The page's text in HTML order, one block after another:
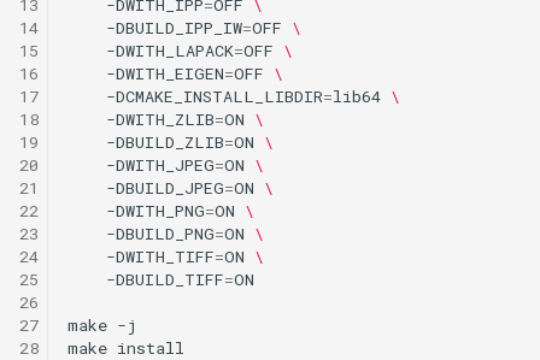
14
15
16
17
18
19
20
21
22
23
24
25
26
27
28
-DBUILD_IPP_IW=OFF \
-DWITH_LAPACK=OFF \
-DWITH_EIGEN=OFF \
-DCMAKE_INSTALL_LIBDIR=lib64 \
-DWITH_ZLIB=ON \
-DBUILD_ZLIB=ON \
-DWITH_JPEG=ON \
-DBUILD_JPEG=ON \
-DWITH_PNG=ON \
-DBUILD_PNG=ON \
-DWITH_TIFF=ON \
-DBUILD_TIFF=
make
make